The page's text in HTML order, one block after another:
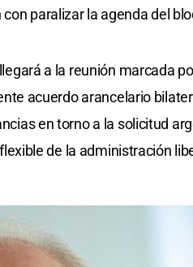
paralizar la agenda del
a la reunión marcada
acuerdo arancelario
en torno a la solicitud
de la administración